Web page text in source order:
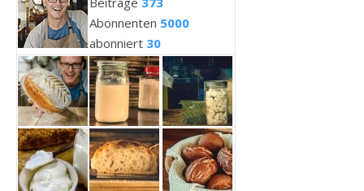
Abonnenten 5000
abonniert 30